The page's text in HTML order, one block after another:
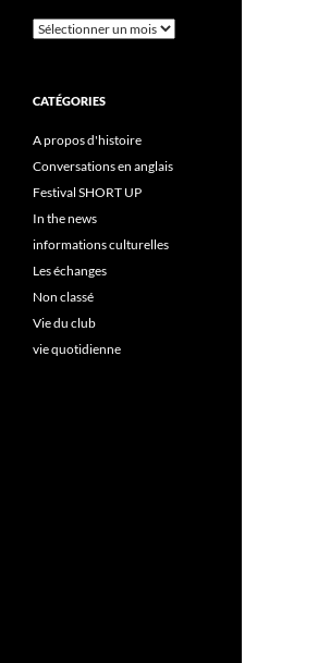
Archives
CATÉGORIES
A propos d'histoire
Conversations en anglais
Festival SHORT UP
In the news
informations culturelles
Les échanges
Non classé
Vie du club
vie quotidienne